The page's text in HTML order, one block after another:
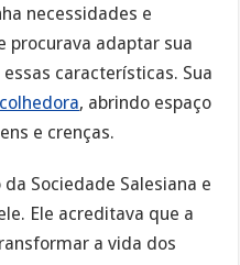
necessidades e
procurava adaptar sua
características. Sua
, abrindo espaço
e crenças.
Sociedade Salesiana e
Ele acreditava que a
a vida dos